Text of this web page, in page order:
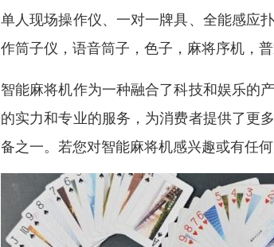
单人现场操作仪、一对一牌具、全能感应
作筒子仪，语音筒子，色子，麻将序机，普
智能麻将机作为一种融合了科技和娱乐的
的实力和专业的服务，为消费者提供了更
备之一。若您对智能麻将机感兴趣或有任